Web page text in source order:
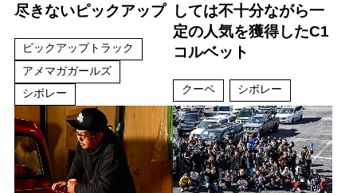
尽きないピックアップ
ピックアップトラック
アメマガガールズ
シボレー
しては不十分ながら一
定の人気を獲得したC1
コルベット
クーペ シボレー